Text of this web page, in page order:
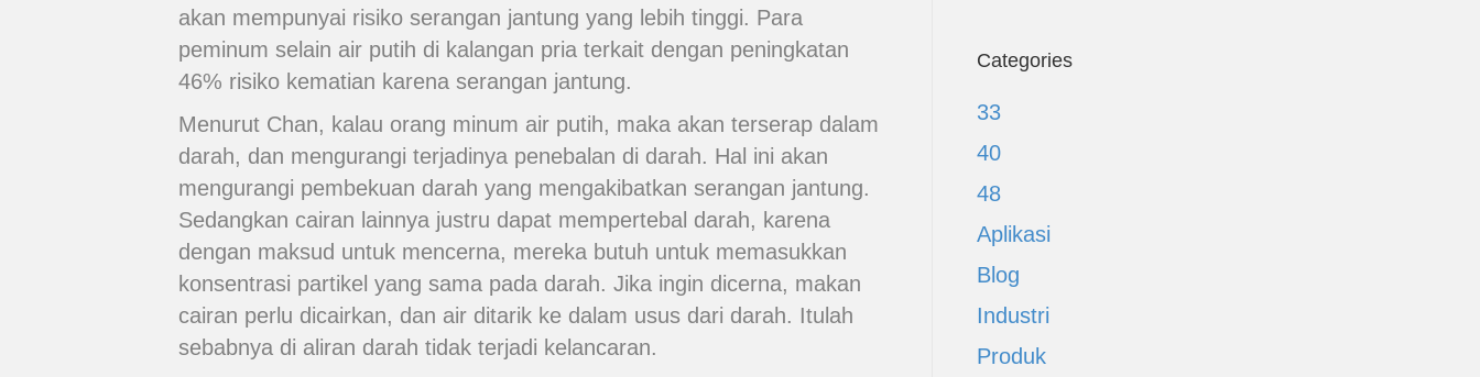
akan mempunyai risiko serangan jantung yang lebih tinggi. Para
peminum selain air putih di kalangan pria terkait dengan peningkatan
46% risiko kematian karena serangan jantung.
Menurut Chan, kalau orang minum air putih, maka akan terserap dalam
darah, dan mengurangi terjadinya penebalan di darah. Hal ini akan
mengurangi pembekuan darah yang mengakibatkan serangan jantung.
Sedangkan cairan lainnya justru dapat mempertebal darah, karena
dengan maksud untuk mencerna, mereka butuh untuk memasukkan
konsentrasi partikel yang sama pada darah. Jika ingin dicerna, makan
cairan perlu dicairkan, dan air ditarik ke dalam usus dari darah. Itulah
sebabnya di aliran darah tidak terjadi kelancaran.
Categories
33
40
48
Aplikasi
Blog
Industri
Produk